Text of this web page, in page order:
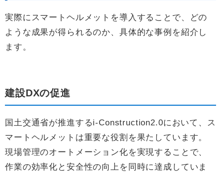
実際にスマートヘルメットを導入することで、どの
ような成果が得られるのか、具体的な事例を紹介し
ます。
建設DXの促進
国土交通省が推進するi-Construction2.0において、ス
マートヘルメットは重要な役割を果たしています。
現場管理のオートメーション化を実現することで、
作業の効率化と安全性の向上を同時に達成していま